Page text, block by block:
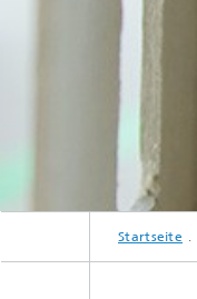
Startseite